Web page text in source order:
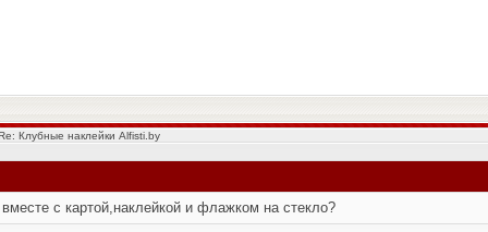
Клубные наклейки Alfisti.by
с картой,наклейкой и флажком на стекло?